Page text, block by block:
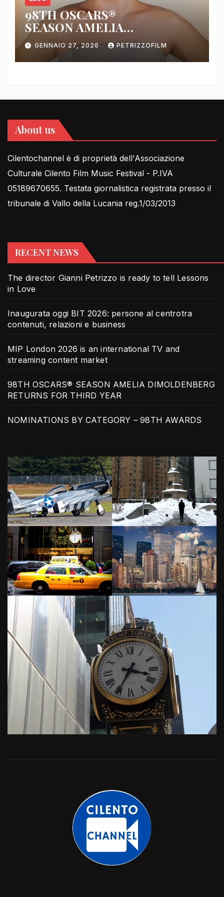
98TH OSCARS®
SEASON AMELIA
DIMOLDENBERG RETURNS
FOR THIRD YEAR
GENNAIO 27, 2026 PETRIZZOFILM
About us
Cilentochannel è di proprietà dell'Associazione
Culturale Cilento Film Music Festival - P.IVA
05189670655. Testata giornalistica registrata presso il
tribunale di Vallo della Lucania reg.1/03/2013
RECENT NEWS
The director Gianni Petrizzo is ready to tell Lessons
in Love
Inaugurata oggi BIT 2026: persone al centrotra
contenuti, relazioni e business
MIP London 2026 is an international TV and
streaming content market
98TH OSCARS® SEASON AMELIA DIMOLDENBERG
RETURNS FOR THIRD YEAR
NOMINATIONS BY CATEGORY – 98TH AWARDS